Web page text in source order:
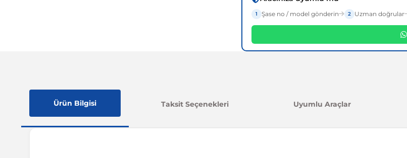
1 Şase no / model gönderin 2 Uzman doğrular
Ürün Bilgisi Taksit Seçenekleri Uyumlu Araçlar